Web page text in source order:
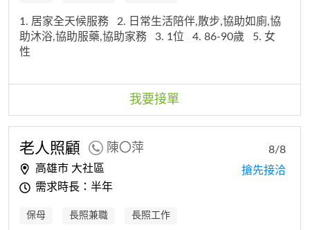
1. 居家全天候服務
2. 日常生活陪伴,散步,協助如廁,協
助沐浴,協助服藥,協助家務
3. 1位 4. 86-90歲
5. 女
性
我要接單
老人照顧 陳〇萍
高雄市 大社區
需求時長：半年
8/8
搶先接洽
保母 長照兼職 長照工作